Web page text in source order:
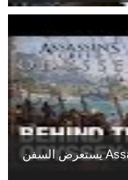
فيديو جديد للعبة Assassin’s Creed Odyssey يستعرض السفن